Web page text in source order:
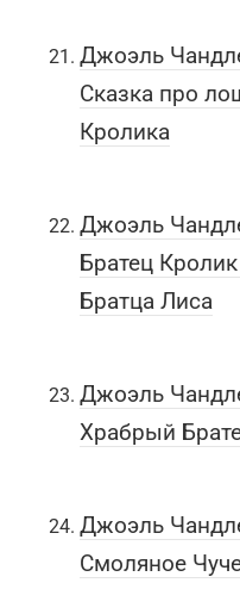
Джоэль
Сказка про
Кролика
Джоэль
Братец
Братца Лиса
Джоэль
Храбрый
Джоэль
Смоляное